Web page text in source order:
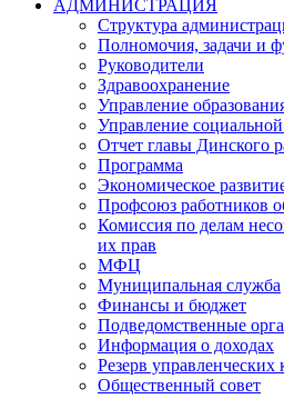
АДМИНИСТРАЦИЯ
Структура
Полномочия, задачи и
Руководители
Здравоохранение
Управление
Управление
Отчет главы Динского
Программа
Экономическое
Профсоюз работников
Комиссия по делам
их прав
МФЦ
Муниципальная служба
Финансы и бюджет
Подведомственные
Информация о доходах
Резерв управленческих
Общественный совет